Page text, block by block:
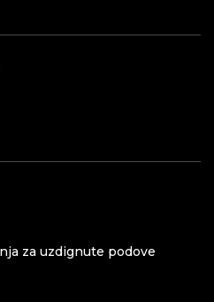
za uzdignute podove